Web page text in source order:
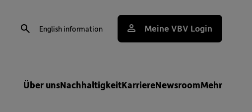
SucheEnglish information Meine VBV Login
Über unsNachhaltigkeitKarriereNewsroomMehr